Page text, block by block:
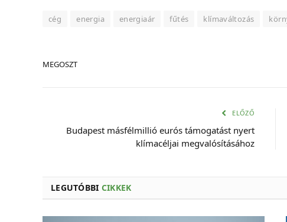
cég energia energiaár fűtés klímaváltozás
MEGOSZT
ELŐZŐ
Budapest másfélmillió eurós támogatást nyert
klímacéljai megvalósításához
LEGUTÓBBI CIKKEK